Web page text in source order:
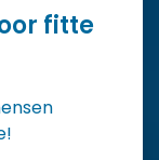
fitte